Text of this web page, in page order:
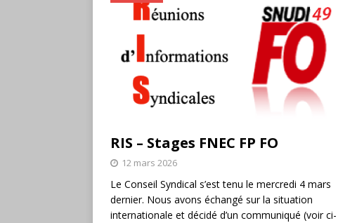
RIS – Stages FNEC FP FO
12 mars 2026
Le Conseil Syndical s’est tenu le mercredi 4 mars
dernier. Nous avons échangé sur la situation
internationale et décidé d’un communiqué (voir ci-